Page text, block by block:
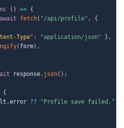
( ) => {
await fetch( "/api/profile" ,
{
Type" : "application/json" } ,
( form) ,
response. json( ) ;
{
.error ?? "Profile save failed." )